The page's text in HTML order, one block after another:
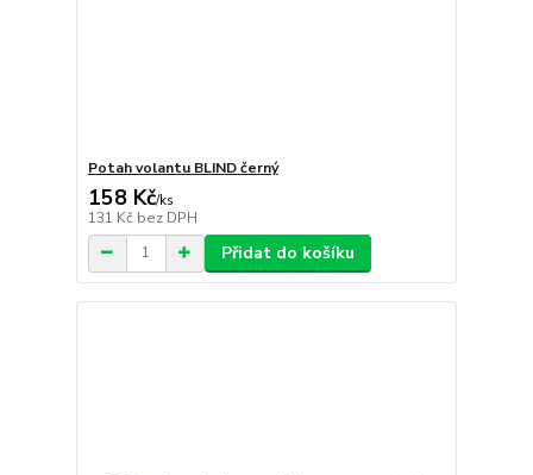
Potah volantu BLIND černý
158 Kč/ks
131 Kč bez DPH
Přidat do košíku